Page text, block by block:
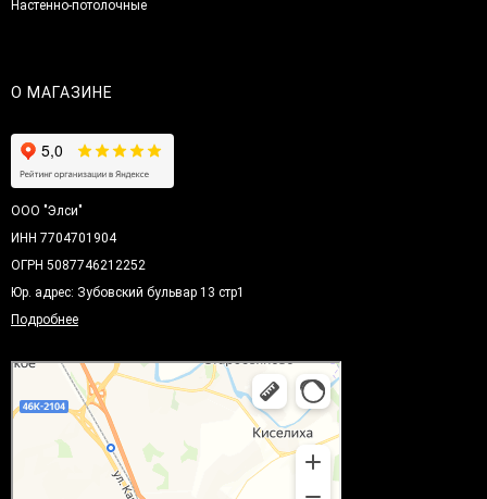
Настенно-потолочные
О МАГАЗИНЕ
ООО "Элси"
ИНН 7704701904
ОГРН 5087746212252
Юр. адрес: Зубовский бульвар 13 стр1
Подробнее